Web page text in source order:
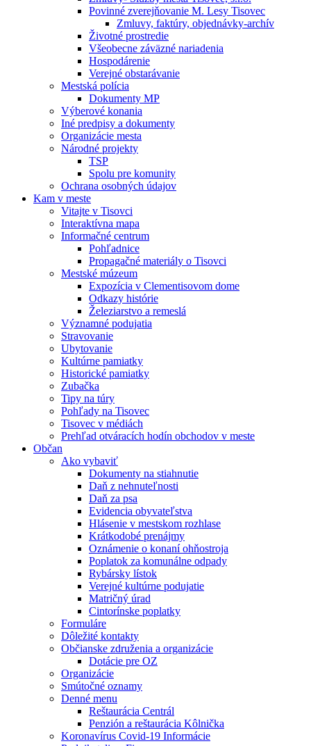
Povinné zverejňovanie M. Lesy Tisovec
Zmluvy, faktúry, objednávky-archív
Životné prostredie
Všeobecne záväzné nariadenia
Hospodárenie
Verejné obstarávanie
Mestská polícia
Dokumenty MP
Výberové konania
Iné predpisy a dokumenty
Organizácie mesta
Národné projekty
TSP
Spolu pre komunity
Ochrana osobných údajov
Kam v meste
Vitajte v Tisovci
Interaktívna mapa
Informačné centrum
Pohľadnice
Propagačné materiály o Tisovci
Mestské múzeum
Expozícia v Clementisovom dome
Odkazy histórie
Železiarstvo a remeslá
Významné podujatia
Stravovanie
Ubytovanie
Kultúrne pamiatky
Historické pamiatky
Zubačka
Tipy na túry
Pohľady na Tisovec
Tisovec v médiách
Prehľad otváracích hodín obchodov v meste
Občan
Ako vybaviť
Dokumenty na stiahnutie
Daň z nehnuteľnosti
Daň za psa
Evidencia obyvateľstva
Hlásenie v mestskom rozhlase
Krátkodobé prenájmy
Oznámenie o konaní ohňostroja
Poplatok za komunálne odpady
Rybársky lístok
Verejné kultúrne podujatie
Matričný úrad
Cintorínske poplatky
Formuláre
Dôležité kontakty
Občianske združenia a organizácie
Dotácie pre OZ
Organizácie
Smútočné oznamy
Denné menu
Reštaurácia Centrál
Penzión a reštaurácia Kôlnička
Koronavírus Covid-19 Informácie